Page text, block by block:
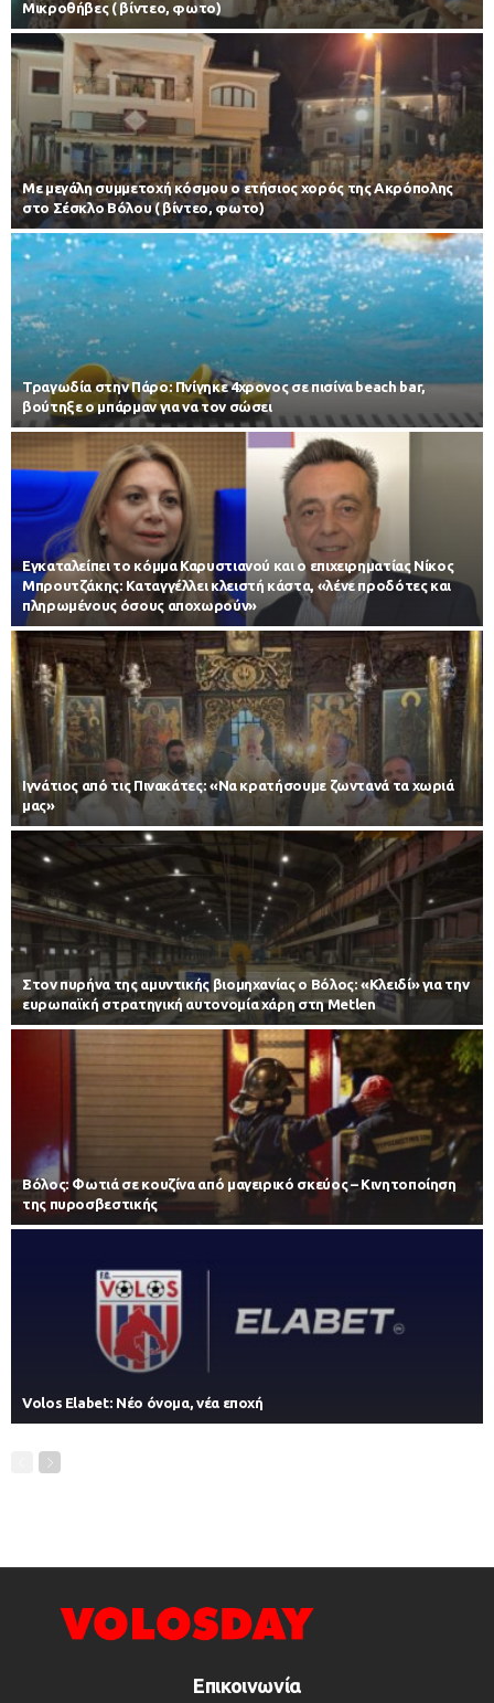
Μικροθήβες ( βίντεο, φωτο)
Με μεγάλη συμμετοχή κόσμου ο ετήσιος χορός της Ακρόπολης
στο Σέσκλο Βόλου ( βίντεο, φωτο)
Τραγωδία στην Πάρο: Πνίγηκε 4χρονος σε πισίνα beach bar,
βούτηξε ο μπάρμαν για να τον σώσει
Εγκαταλείπει το κόμμα Καρυστιανού και ο επιχειρηματίας Νίκος
Μπρουτζάκης: Καταγγέλλει κλειστή κάστα, «λένε προδότες και
πληρωμένους όσους αποχωρούν»
Ιγνάτιος από τις Πινακάτες: «Να κρατήσουμε ζωντανά τα χωριά
μας»
Στον πυρήνα της αμυντικής βιομηχανίας ο Βόλος: «Κλειδί» για την
ευρωπαϊκή στρατηγική αυτονομία χάρη στη Metlen
Βόλος: Φωτιά σε κουζίνα από μαγειρικό σκεύος – Κινητοποίηση
της πυροσβεστικής
Volos Elabet: Νέο όνομα, νέα εποχή
Επικοινωνία